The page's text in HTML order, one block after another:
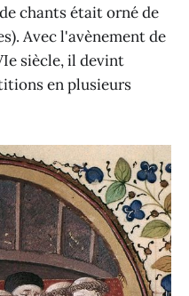
chants était orné de
Avec l'avènement de
siècle, il devint
en plusieurs